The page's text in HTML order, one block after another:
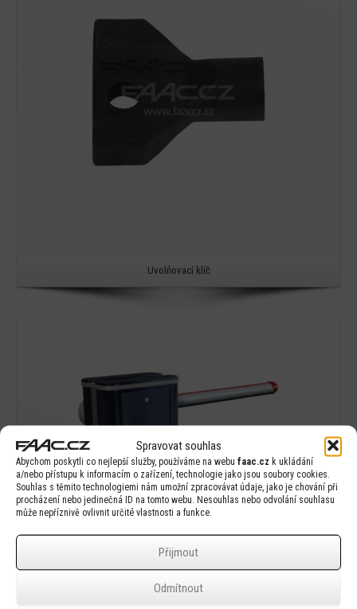
Spravovat souhlas
Abychom poskytli co nejlepší služby, používáme na webu faac.cz k ukládání
a/nebo přístupu k informacím o zařízení, technologie jako jsou soubory cookies.
Souhlas s těmito technologiemi nám umožní zpracovávat údaje, jako je chování při
procházení nebo jedinečná ID na tomto webu. Nesouhlas nebo odvolání souhlasu
může nepříznivě ovlivnit určité vlastnosti a funkce.
Přijmout
Odmítnout
Uvolňovací klíč
Detail